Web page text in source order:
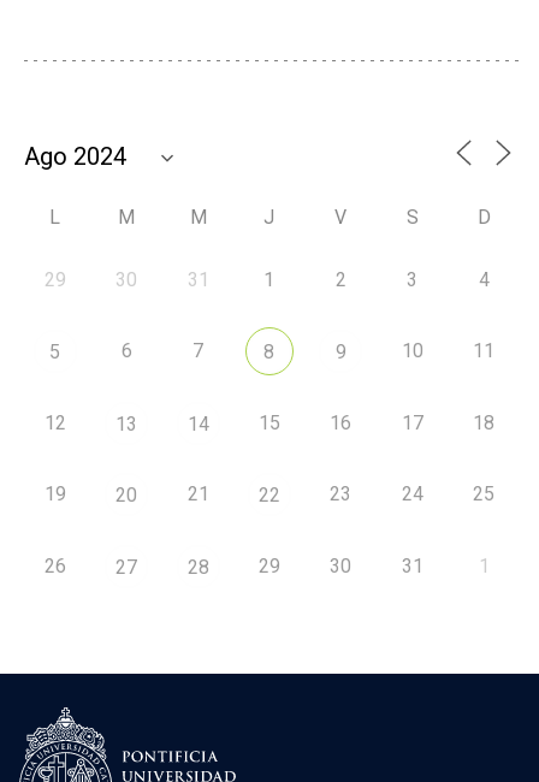
L M M J V S D
29 30 31 1 2 3 4
5 6 7 8 9 10 11
12 13 14 15 16 17 18
19 20 21 22 23 24 25
26 27 28 29 30 31 1